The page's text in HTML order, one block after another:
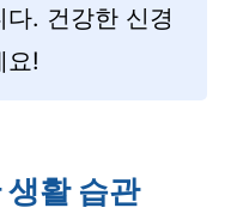
. 건강한 신경
요!
생활 습관